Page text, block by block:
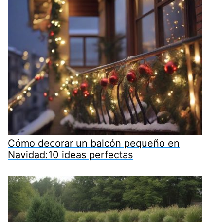
Cómo decorar un balcón pequeño en
Navidad:10 ideas perfectas